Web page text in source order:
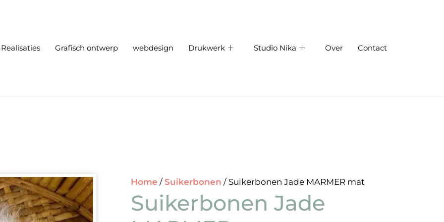
Realisaties Grafisch ontwerp webdesign Drukwerk Studio Nika Over Contact
Home / Suikerbonen / Suikerbonen Jade MARMER mat
Suikerbonen Jade